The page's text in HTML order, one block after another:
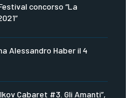
concorso “La
Alessandro Haber il 4
Cabaret #3. Gli Amanti”,